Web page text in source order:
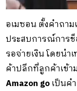
อเมซอน ตั้งคำถา
ประสบการณ์การ
รอจ่ายเงิน โดยนำ
ค้าปลีกที่ลูกค้าเข้า
Amazon goเป็นค